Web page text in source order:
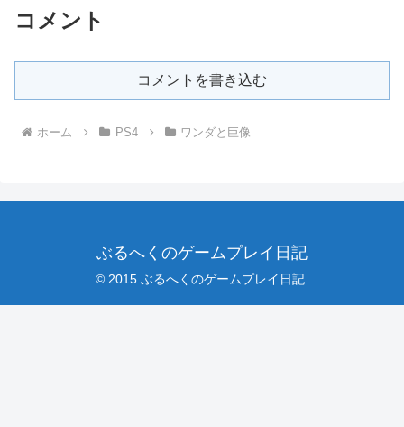
コメント
コメントを書き込む
ホーム PS4 ワンダと巨像
ぶるへくのゲームプレイ日記
© 2015 ぶるへくのゲームプレイ日記.